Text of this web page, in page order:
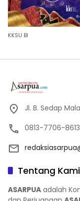
KKSU BI
Jl. B. Sedap
0813-7706-
Tentang Kami
ASARPUA adalah